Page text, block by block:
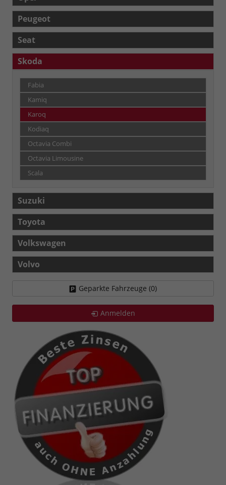
Peugeot
Seat
Skoda
Fabia
Kamiq
Karoq
Kodiaq
Octavia Combi
Octavia Limousine
Scala
Suzuki
Toyota
Volkswagen
Volvo
Geparkte Fahrzeuge (0)
Anmelden